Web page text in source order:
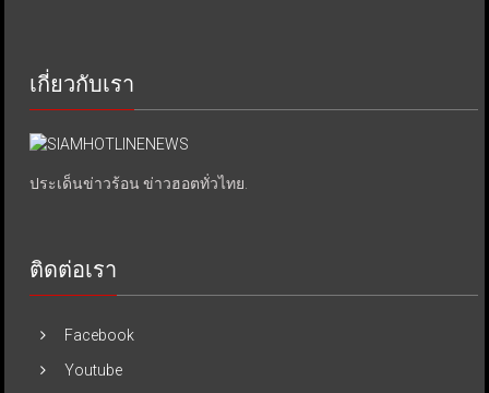
เกี่ยวกับเรา
ประเด็นข่าวร้อน ข่าวฮอตทั่วไทย.
ติดต่อเรา
Facebook
Youtube